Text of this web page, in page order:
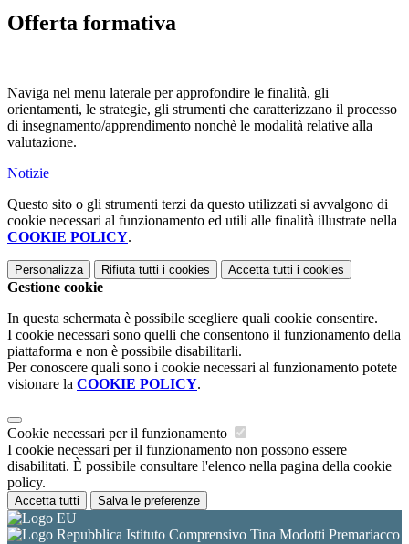
Offerta formativa
Naviga nel menu laterale per approfondire le finalità, gli
orientamenti, le strategie, gli strumenti che caratterizzano il processo
di insegnamento/apprendimento nonchè le modalità relative alla
valutazione.
Notizie
Questo sito o gli strumenti terzi da questo utilizzati si avvalgono di
cookie necessari al funzionamento ed utili alle finalità illustrate nella
COOKIE POLICY.
Personalizza Rifiuta tutti i cookies Accetta tutti i cookies
Gestione cookie
In questa schermata è possibile scegliere quali cookie consentire.
I cookie necessari sono quelli che consentono il funzionamento della
piattaforma e non è possibile disabilitarli.
Per conoscere quali sono i cookie necessari al funzionamento potete
visionare la COOKIE POLICY.
Cookie necessari per il funzionamento
I cookie necessari per il funzionamento non possono essere
disabilitati. È possibile consultare l'elenco nella pagina della cookie
policy.
Accetta tutti Salva le preferenze
Istituto Comprensivo Tina Modotti Premariacco